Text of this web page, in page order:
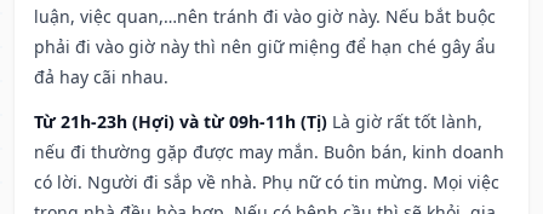
luận, việc quan,…nên tránh đi vào giờ này. Nếu bắt buộc
phải đi vào giờ này thì nên giữ miệng để hạn ché gây ẩu
đả hay cãi nhau.
Từ 21h-23h (Hợi) và từ 09h-11h (Tị) Là giờ rất tốt lành,
nếu đi thường gặp được may mắn. Buôn bán, kinh doanh
có lời. Người đi sắp về nhà. Phụ nữ có tin mừng. Mọi việc